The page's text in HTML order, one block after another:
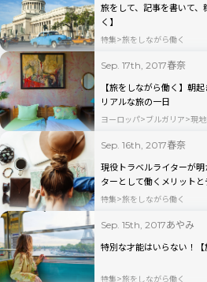
旅をして、記事を書いて
く】
特集 旅をしながら働く
Sep. 17th, 2017春奈
【旅をしながら働く】朝
リアルな旅の一日
ヨーロッパ ブルガリア 現
Sep. 16th, 2017春奈
現役トラベルライターが
ターとして働くメリットと
特集 旅をしながら働く
Sep. 15th, 2017あやみ
特別な才能はいらない！
特集 旅をしながら働く